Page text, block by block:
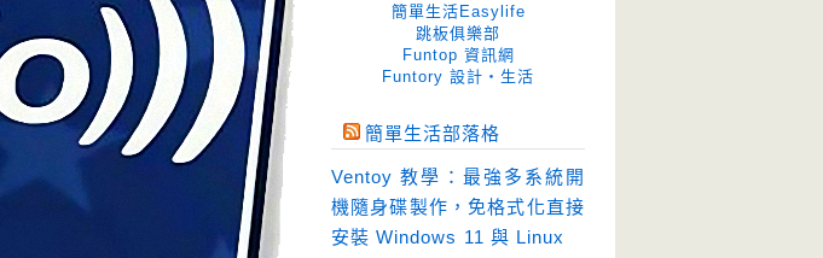
光碟工具 (33)
免安裝 (641)
即時通訊 (23)
壓縮軟體 (9)
安全防護 (55)
簡單生活Easylife
跳板俱樂部
Funtop 資訊網
Funtory 設計‧生活
簡單生活部落格
Ventoy 教學：最強多系統開
機隨身碟製作，免格式化直接
安裝 Windows 11 與 Linux